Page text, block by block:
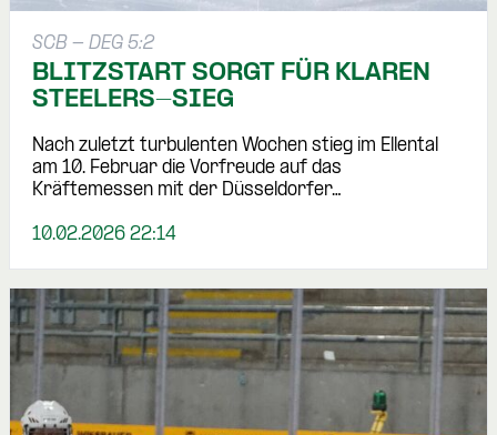
SCB - DEG 5:2
BLITZSTART SORGT FÜR KLAREN
STEELERS-SIEG
Nach zuletzt turbulenten Wochen stieg im Ellental
am 10. Februar die Vorfreude auf das
Kräftemessen mit der Düsseldorfer…
10.02.2026 22:14